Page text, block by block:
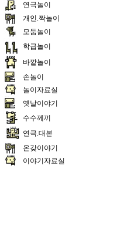
연극놀이
개인.짝놀이
모둠놀이
학급놀이
바깥놀이
손놀이
놀이자료실
옛날이야기
수수께끼
연극.대본
온갖이야기
이야기자료실